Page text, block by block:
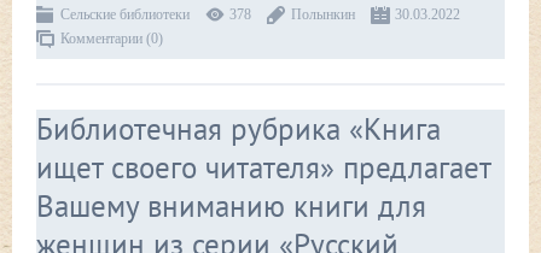
Сельские библиотеки 378 Полынкин
30.03.2022
Комментарии (0)
Библиотечная рубрика «Книга
ищет своего читателя» предлагает
Вашему вниманию книги для
женщин из серии «Русский